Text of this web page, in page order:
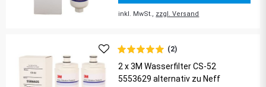
inkl. MwSt., zzgl. Versand
(2)
2 x 3M Wasserfilter CS-52
5553629 alternativ zu Neff